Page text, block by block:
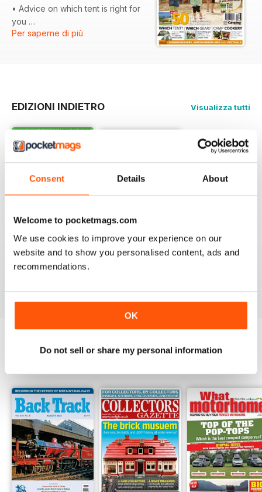
Consent Details About
Welcome to pocketmags.com
We use cookies to improve your experience on our
website and to show you personalised content, ads and
recommendations.
OK
Do not sell or share my personal information
• Advice on which tent is right for
you
• What to take, how to pack it,
of the UK's best festivals
• High-tech camping gear
Per saperne di più
EDIZIONI INDIETRO Visualizza tutti
Summer 2011
Acquista per€5,99
Summer 2010
+
OTHER TITLES FROM WARNERS